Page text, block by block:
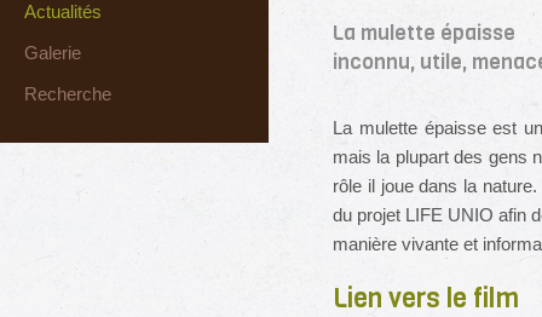
Actualités
Galerie
Recherche
La mulette épaisse
inconnu, utile,
La mulette épaisse est
mais la plupart des gens
rôle il joue dans la
du projet LIFE UNIO afin
manière vivante et
Lien vers le film